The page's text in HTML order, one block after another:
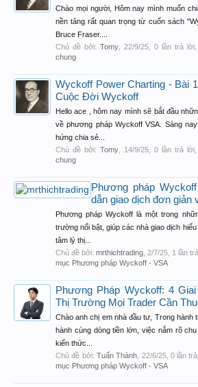
Chào mọi người, Hôm nay mình muốn
nền tảng rất quan trọng từ cuốn sách
Bruce Fraser....
Chủ đề bởi: Tomy 22/9/25 , 0 lần trả
chung
Wyckoff Power Charting - Bài
Cuộc Đời Wyckoff
Hello ace , hôm nay mình sẽ bắt đầu
về phương pháp Wyckoff VSA. Sáng
hứng chia sẻ...
Chủ đề bởi: Tomy 14/9/25 , 0 lần trả
chung
Phương pháp
dẫn giao dịch đơn giản
Phương pháp Wyckoff là một trong
trường nổi bật, giúp các nhà giao dịch
tâm lý thị...
Chủ đề bởi: mrthichtrading 2/7/25 , 1 lần
mục Phương pháp Wyckoff - VSA
Phương Pháp Wyckoff: 4
Thị Trường Mọi Trader Cần
Chào anh chị em nhà đầu tư, Trong hành
hành cùng dòng tiền lớn, việc nắm rõ
kiến thức...
Chủ đề bởi: Tuấn Thành 22/6/25, 0 lần
mục Phương pháp Wyckoff - VSA